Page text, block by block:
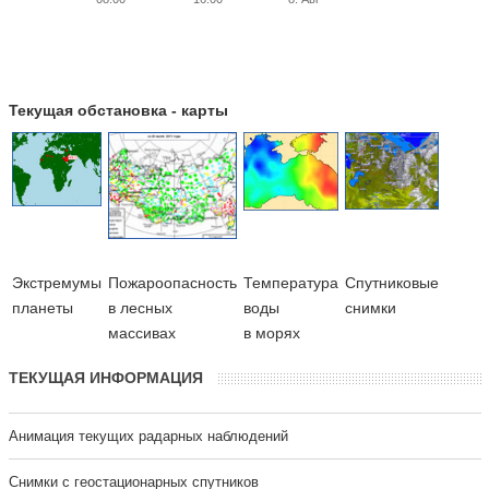
Текущая обстановка - карты
Экстремумы
планеты
Пожароопасность
в лесных
массивах
Температура
воды
в морях
Cпутниковые
снимки
ТЕКУЩАЯ ИНФОРМАЦИЯ
Анимация текущих радарных наблюдений
Cнимки с геостационарных спутников